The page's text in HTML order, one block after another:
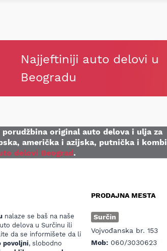
Najjeftiniji auto delovi u
Beogradu
porudžbina original auto delova i ulja za
američka i azijska, putnička i kombi
delovi Beograd.
nalaze se baš na naše
delova u Surčinu ili
da se informišete da li
povoljni, slobodno
PRODAJNA MESTA
Surčin
Vojvođanska br. 153
Mob: 060/3030623